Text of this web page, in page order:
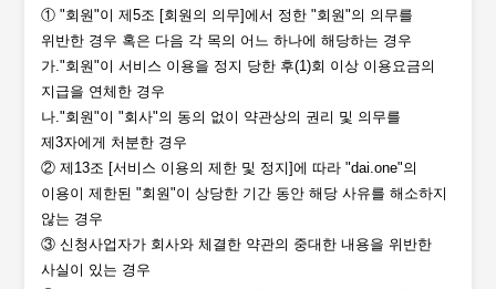
① "회원"이 제5조 [회원의 의무]에서 정한 "회원"의 의무를
위반한 경우 혹은 다음 각 목의 어느 하나에 해당하는 경우
가."회원"이 서비스 이용을 정지 당한 후(1)회 이상 이용요금의
지급을 연체한 경우
나."회원"이 "회사"의 동의 없이 약관상의 권리 및 의무를
제3자에게 처분한 경우
② 제13조 [서비스 이용의 제한 및 정지]에 따라 "dai.one"의
이용이 제한된 "회원"이 상당한 기간 동안 해당 사유를 해소하지
않는 경우
③ 신청사업자가 회사와 체결한 약관의 중대한 내용을 위반한
사실이 있는 경우